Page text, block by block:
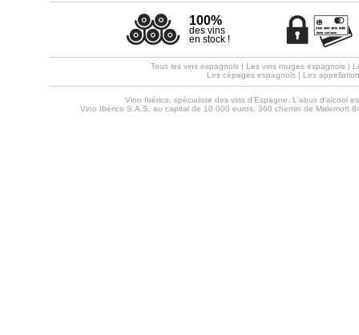
100%
des vins
en stock !
Tous les vins espagnols | Les vins rouges espagnols |
Les cépages espagnols| Les
Vino Ibérico, spécialiste des vins d'Espagne. L'abus d'alcool
Vino Ibérico S.A.S. au capital de 10 000 euros, 360 chemin de Malemort